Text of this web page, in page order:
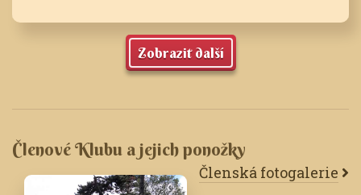
Zobrazit další
Členové Klubu a jejich ponožky
Členská fotogalerie